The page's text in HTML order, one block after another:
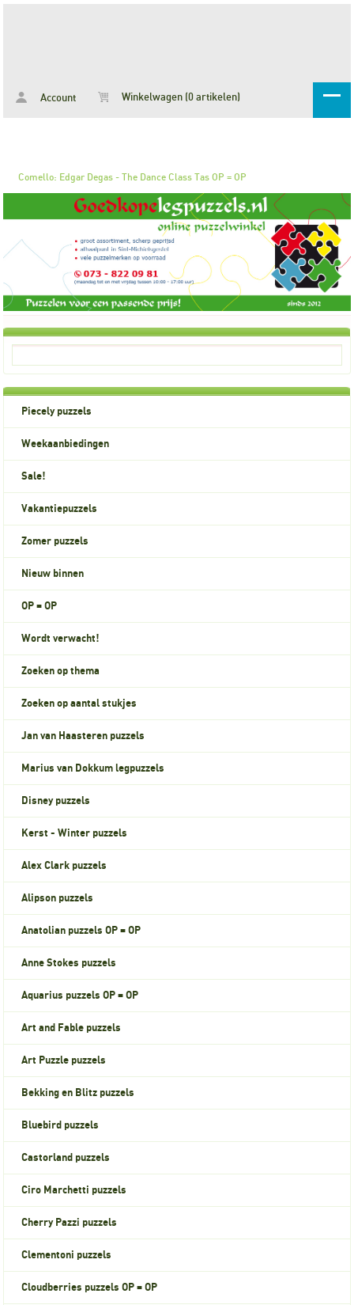
Account Winkelwagen (0 artikelen)
Comello: Edgar Degas - The Dance Class Tas OP = OP
Piecely puzzels
Weekaanbiedingen
Sale!
Vakantiepuzzels
Zomer puzzels
Nieuw binnen
OP = OP
Wordt verwacht!
Zoeken op thema
Zoeken op aantal stukjes
Jan van Haasteren puzzels
Marius van Dokkum legpuzzels
Disney puzzels
Kerst - Winter puzzels
Alex Clark puzzels
Alipson puzzels
Anatolian puzzels OP = OP
Anne Stokes puzzels
Aquarius puzzels OP = OP
Art and Fable puzzels
Art Puzzle puzzels
Bekking en Blitz puzzels
Bluebird puzzels
Castorland puzzels
Ciro Marchetti puzzels
Cherry Pazzi puzzels
Clementoni puzzels
Cloudberries puzzels OP = OP